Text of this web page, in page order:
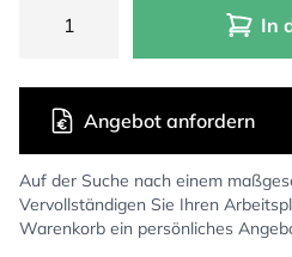
In
Auf der Suche nach einem
Vervollständigen Sie Ihren
Warenkorb ein persönliches
Angebot anfordern